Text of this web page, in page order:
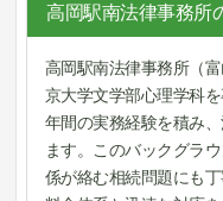
高岡駅南法律事務所
高岡駅南法律事務所（
京大学文学部心理学科
年間の実務経験を積み
ます。このバックグラ
係が絡む相続問題にも